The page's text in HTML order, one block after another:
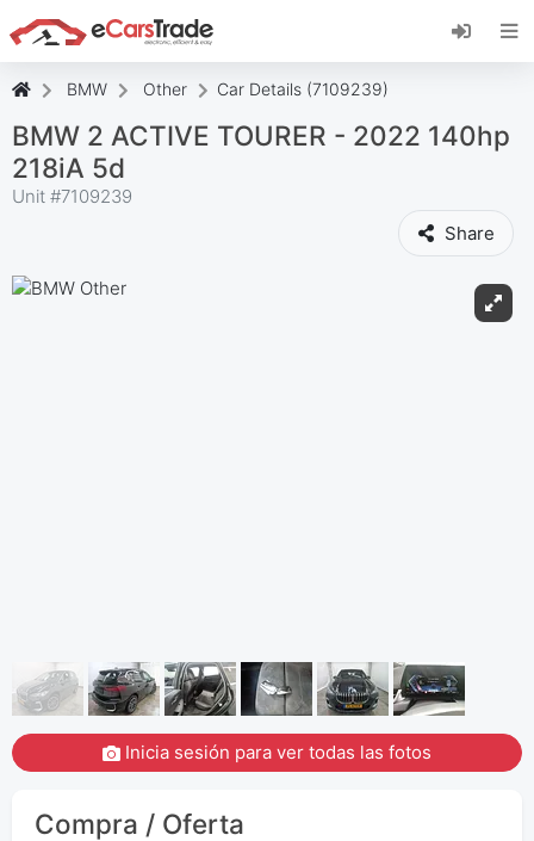
Instala la aplicación web de eCarsTrade,
añádela a tu pantalla de inicio y recibe
BMW Other Car Details (7109239)
BMW 2 ACTIVE TOURER - 2022 140hp
218iA 5d
Unit #7109239
Share
Inicia sesión para ver todas las fotos
Compra / Oferta